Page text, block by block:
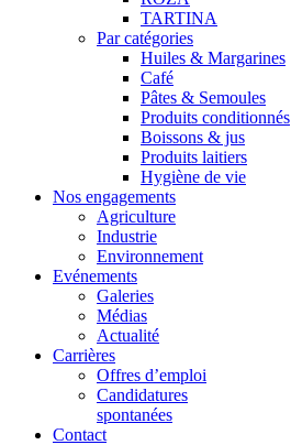
TARTINA
Par catégories
Huiles & Margarines
Café
Pâtes & Semoules
Produits conditionnés
Boissons & jus
Produits laitiers
Hygiène de vie
Nos engagements
Agriculture
Industrie
Environnement
Evénements
Galeries
Médias
Actualité
Carrières
Offres d’emploi
Candidatures
spontanées
Contact